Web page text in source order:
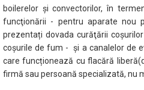
boilerelor şi convectorilor, în
funcţionării - pentru aparate nou
prezentați dovada curăţării
coşurile de fum - și a canalelor de
care funcționează cu flacără
firmă sau persoană specializată, nu